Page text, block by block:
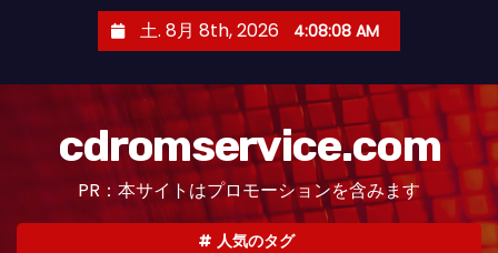
土. 8月 8th, 2026 4:08:09 AM
cdromservice.com
PR：本サイトはプロモーションを含みます
人気のタグ